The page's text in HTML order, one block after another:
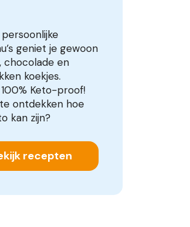
geniet je gewoon
chocolade en
koekjes.
Keto-proof!
ontdekken hoe
kan zijn?
recepten